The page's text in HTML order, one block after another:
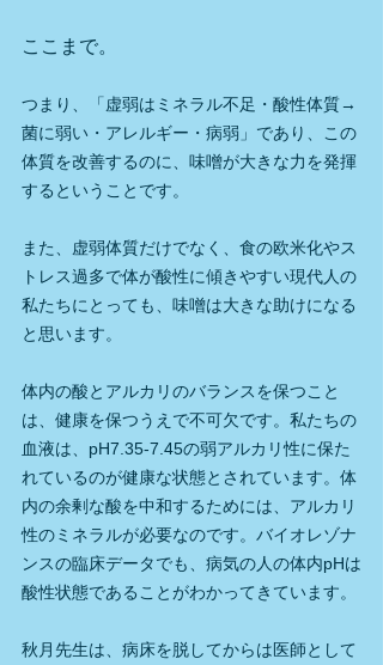
ここまで。
つまり、「虚弱はミネラル不足・酸性体質→
菌に弱い・アレルギー・病弱」であり、この
体質を改善するのに、味噌が大きな力を発揮
するということです。
また、虚弱体質だけでなく、食の欧米化やス
トレス過多で体が酸性に傾きやすい現代人の
私たちにとっても、味噌は大きな助けになる
と思います。
体内の酸とアルカリのバランスを保つこと
は、健康を保つうえで不可欠です。私たちの
血液は、pH7.35-7.45の弱アルカリ性に保た
れているのが健康な状態とされています。体
内の余剰な酸を中和するためには、アルカリ
性のミネラルが必要なのです。バイオレゾナ
ンスの臨床データでも、病気の人の体内pHは
酸性状態であることがわかってきています。
秋月先生は、病床を脱してからは医師として